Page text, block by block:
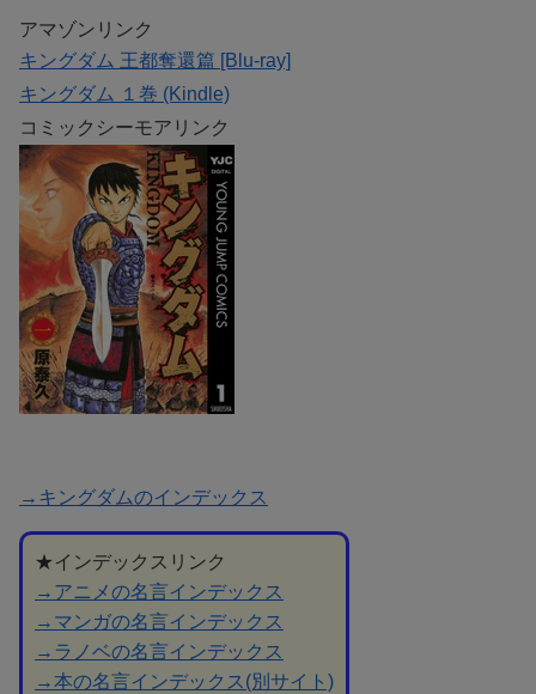
アマゾンリンク
キングダム 王都奪還篇 [Blu-ray]
キングダム １巻 (Kindle)
コミックシーモアリンク
→キングダムのインデックス
★インデックスリンク
→アニメの名言インデックス
→マンガの名言インデックス
→ラノベの名言インデックス
→本の名言インデックス(別サイト)